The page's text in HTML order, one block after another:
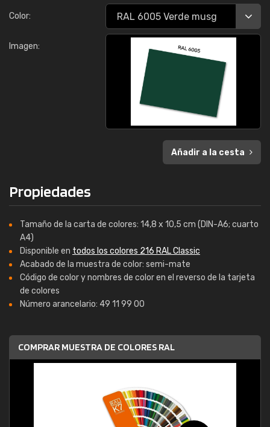
Color:
Imagen:
Añadir a la cesta
Propiedades
Tamaño de la carta de colores: 14,8 x 10,5 cm (DIN-A6; cuarto
A4)
Disponible en todos los colores 216 RAL Classic
Acabado de la muestra de color: semi-mate
Código de color y nombres de color en el reverso de la tarjeta
de colores
Número arancelario: 49 11 99 00
COMPRAR MUESTRA DE COLORES RAL